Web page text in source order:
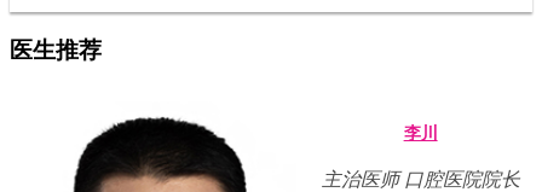
医生推荐
李川
主治医师 口腔医院院长